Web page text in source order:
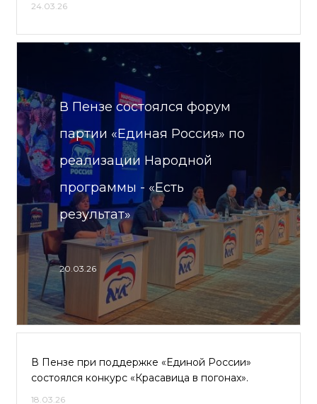
24.03.26
В Пензе состоялся форум
партии «Единая Россия» по
реализации Народной
программы - «Есть
результат»
20.03.26
В Пензе при поддержке «Единой России»
состоялся конкурс «Красавица в погонах».
18.03.26